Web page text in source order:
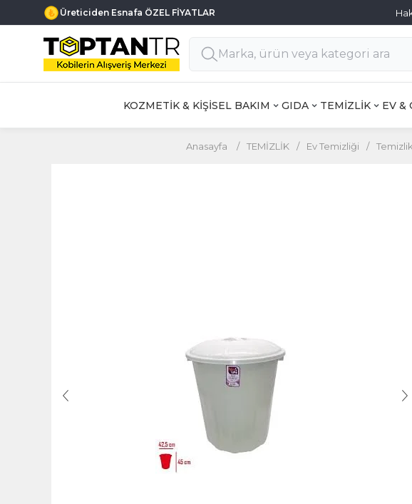
Üreticiden Esnafa ÖZEL FİYATLAR
KOZMETİK & KİŞİSEL BAKIM GIDA TEMİZLİK EV &
Anasayfa / TEMİZLİK / Ev Temizliği /